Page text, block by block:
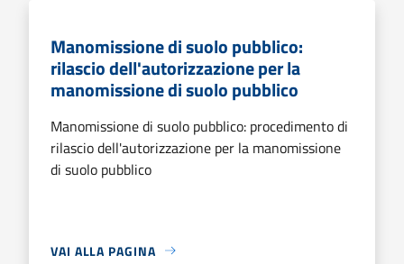
Manomissione di suolo pubblico:
rilascio dell'autorizzazione per la
manomissione di suolo pubblico
Manomissione di suolo pubblico: procedimento di
rilascio dell'autorizzazione per la manomissione
di suolo pubblico
VAI ALLA PAGINA